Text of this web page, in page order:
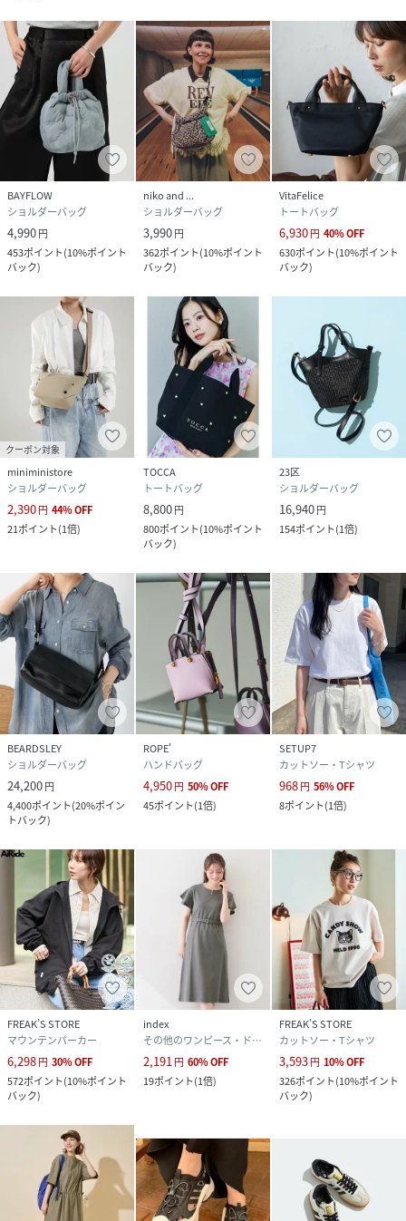
BAYFLOW
ショルダーバッグ
4,990円
453ポイント(10%ポイント
バック)
niko and ...
ショルダーバッグ
3,990円
362ポイント(10%ポイント
バック)
VitaFelice
トートバッグ
6,930円 40%OFF
630ポイント(10%ポイント
バック)
クーポン対象
miniministore
ショルダーバッグ
2,390円 44%OFF
21ポイント(1倍)
TOCCA
トートバッグ
8,800円
800ポイント(10%ポイント
バック)
23区
ショルダーバッグ
16,940円
154ポイント(1倍)
BEARDSLEY
ショルダーバッグ
24,200円
4,400ポイント(20%ポイン
トバック)
ROPE'
ハンドバッグ
4,950円 50%OFF
45ポイント(1倍)
SETUP7
カットソー・Tシャツ
968円 56%OFF
8ポイント(1倍)
FREAK’S STORE
マウンテンパーカー
6,298円 30%OFF
572ポイント(10%ポイント
バック)
index
その他のワンピース・ドレス
2,191円 60%OFF
19ポイント(1倍)
FREAK’S STORE
カットソー・Tシャツ
3,593円 10%OFF
326ポイント(10%ポイント
バック)